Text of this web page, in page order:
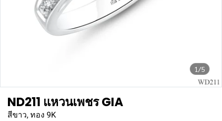
1/5
ND211 แหวนเพชร GIA
สีขาว, ทอง 9K